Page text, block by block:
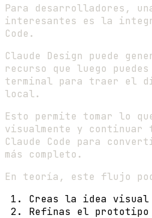
Para desarrolladores,
interesantes es la
Code.
Claude Design puede
recurso que luego
terminal para traer el
local.
Esto permite tomar lo
visualmente y continuar
Claude Code para
más completo.
En teoría, este flujo
Creas la idea visual
Refinas el prototipo